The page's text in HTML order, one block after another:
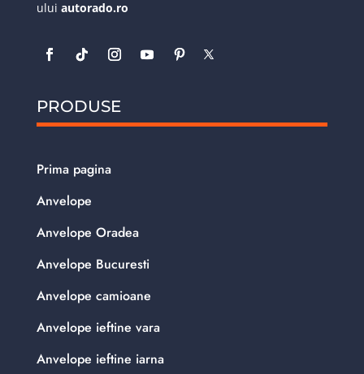
ului autorado.ro
PRODUSE
Prima pagina
Anvelope
Anvelope Oradea
Anvelope Bucuresti
Anvelope camioane
Anvelope ieftine vara
Anvelope ieftine iarna